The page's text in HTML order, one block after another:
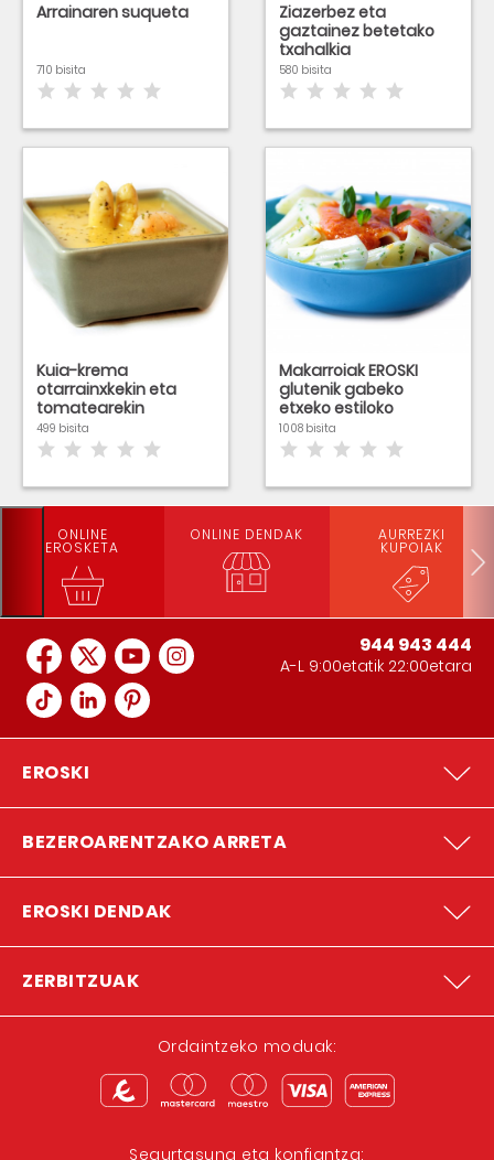
Arrainaren suqueta
710 bisita
Ziazerbez eta
gaztainez betetako
txahalkia
580 bisita
Kuia-krema
otarrainxkekin eta
tomatearekin
499 bisita
Makarroiak EROSKI
glutenik gabeko
etxeko estiloko
tomate-saltsan eta
albakarekin
1008 bisita
ONLINE
EROSKETA
ONLINE DENDAK AURREZKI
KUPOIAK
944 943 444
A-L 9:00etatik 22:00etara
EROSKI
BEZEROARENTZAKO ARRETA
EROSKI DENDAK
ZERBITZUAK
Ordaintzeko moduak:
Segurtasuna eta konfiantza: